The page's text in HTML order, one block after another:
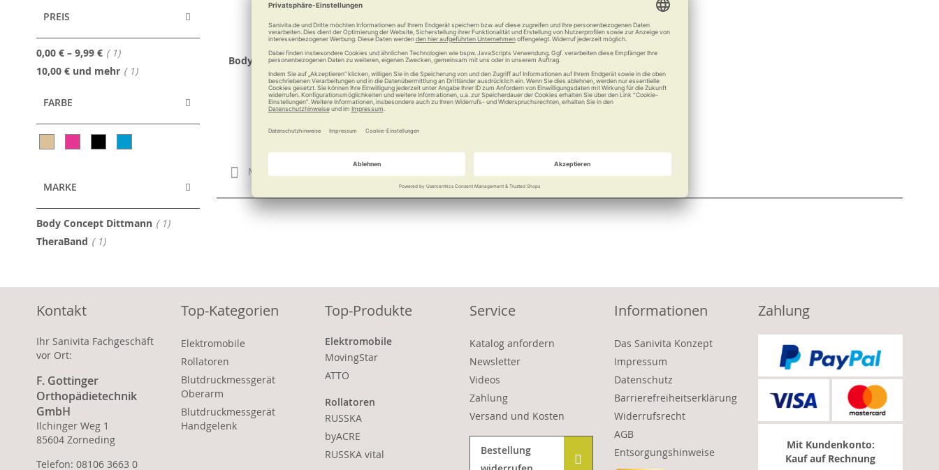
Body Concept Kinesiologisches
D-Tape Rolle
Merken
TheraBand Kinesiology Tape
Rolle
PREIS
0,00 € – 9,99 € 1Artikel
10,00 € und mehr 1Artikel
FARBE
MARKE
Body Concept Dittmann 1Artikel
TheraBand 1Artikel
Kontakt
Ihr Sanivita Fachgeschäft
vor Ort:
F. Gottinger
Orthopädietechnik
GmbH
Ilchinger Weg 1
85604 Zorneding
Telefon: 08106 3663 0
Top-Kategorien
Elektromobile
Rollatoren
Blutdruckmessgerät
Oberarm
Blutdruckmessgerät
Handgelenk
Top-Produkte
Elektromobile
MovingStar
ATTO
Rollatoren
RUSSKA
byACRE
RUSSKA vital
Service
Katalog anfordern
Newsletter
Videos
Zahlung
Versand und Kosten
Bestellung
Informationen
Das Sanivita Konzept
Impressum
Datenschutz
Barrierefreiheitserklärung
Widerrufsrecht
AGB
Entsorgungshinweise
Zahlung
Mit Kundenkonto:
Kauf auf Rechnung